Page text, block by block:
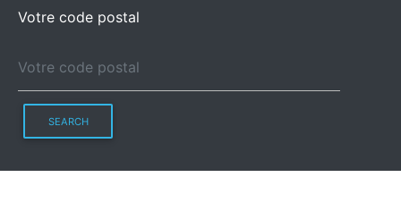
Votre code postal
SEARCH